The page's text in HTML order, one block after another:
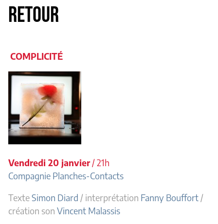
RETOUR
COMPLICITÉ
Vendredi 20 janvier/ 21h
Compagnie Planches-Contacts
TexteSimon Diard / interprétation Fanny Bouffort /
création son Vincent Malassis